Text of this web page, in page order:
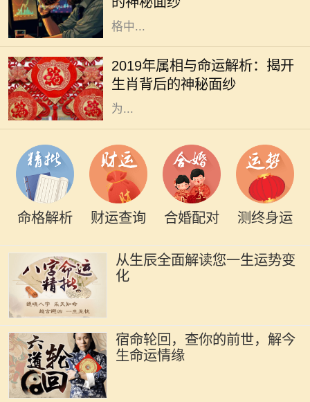
索未来和命运的工具。而在众多的命
格中...
2019年属相与命运解析：揭开
生肖背后的神秘面纱
2019年是中国农历的己亥年，亥年对
应的属相是猪。猪在中华文化中象征
着财富与好运，常常被认为是富裕与
幸福的象征。猪年出生的人通常被视
为...
命格解析 财运查询 合婚配对 测终身运
从生辰全面解读您一生运势变
化
宿命轮回，查你的前世，解今
生命运情缘